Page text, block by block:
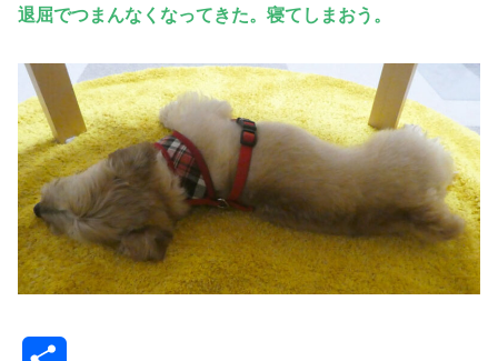
退屈でつまんなくなってきた。寝てしまおう。